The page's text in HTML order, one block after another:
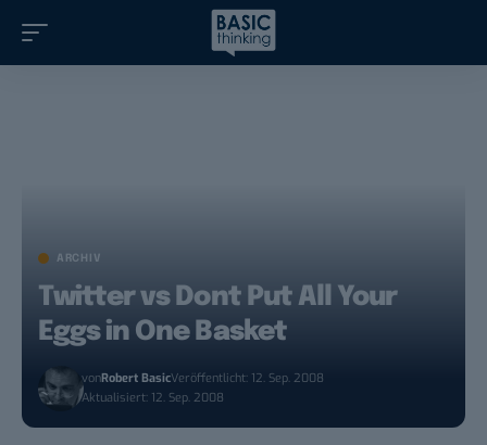
ARCHIV
Twitter vs Dont Put All Your
Eggs in One Basket
vonRobert BasicVeröffentlicht: 12. Sep. 2008
Aktualisiert: 12. Sep. 2008